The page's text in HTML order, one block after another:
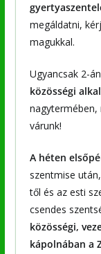
megáldatni,
magukkal.
Ugyancsak 2-
közösségi
nagytermében,
várunk!
A héten
szentmise
től és az esti
csendes
közösségi,
kápolnában a